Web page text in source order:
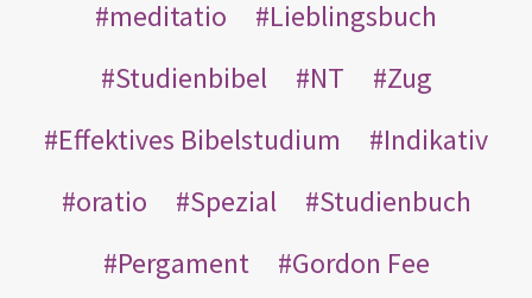
meditatio
Lieblingsbuch
Studienbibel
NT
Zug
Effektives Bibelstudium
Indikativ
oratio
Spezial
Studienbuch
Pergament
Gordon Fee